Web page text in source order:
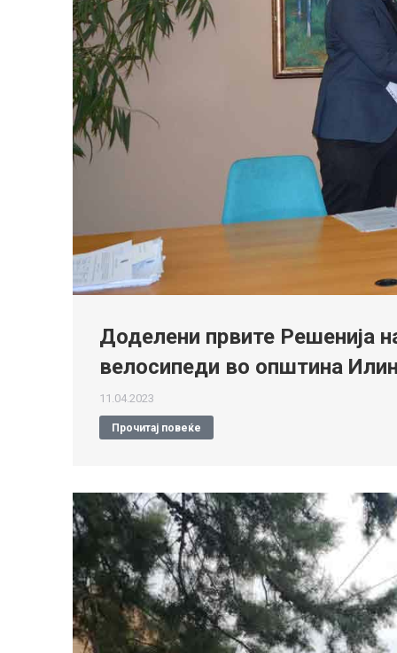
Доделени првите Решенија
велосипеди во општина
11.04.2023
Прочитај повеќе